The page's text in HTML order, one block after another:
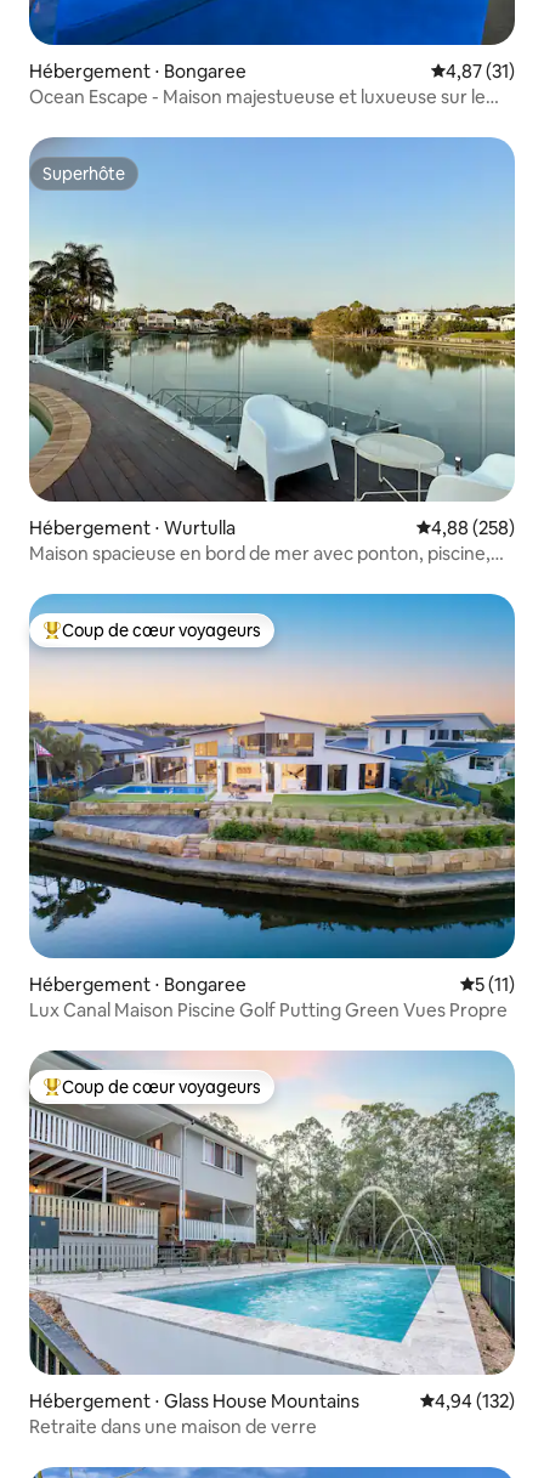
Hébergement ⋅ Bongaree Évaluation
4,87 (31)
Ocean Escape - Maison majestueuse et luxueuse sur le
Superhôte
Superhôte
Hébergement ⋅ Wurtulla Évaluation
4,88 (258)
Maison spacieuse en bord de mer avec ponton, piscine,
Coups de cœur voyageurs les plus appréciés
Coup de cœur voyageurs
Hébergement ⋅ Bongaree
5 (11)
Lux Canal Maison Piscine Golf Putting Green Vues Propre
Coups de cœur voyageurs les plus appréciés
Coup de cœur voyageurs
Hébergement ⋅ Glass House Mountains Évaluation
4,94 (132)
Retraite dans une maison de verre